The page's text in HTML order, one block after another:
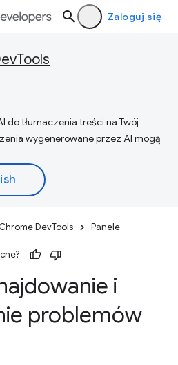
Zaloguj się
do tłumaczenia treści na Twój
wygenerowane przez AI mogą
Chrome DevTools Panele
i
problemów